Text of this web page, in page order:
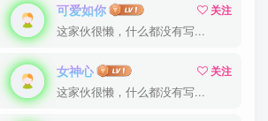
可爱如你
关注
这家伙很懒，什么都没有写...
女神心
关注
这家伙很懒，什么都没有写...
可爱如你
关注
这家伙很懒，什么都没有写...
女神心
关注
这家伙很懒，什么都没有写...